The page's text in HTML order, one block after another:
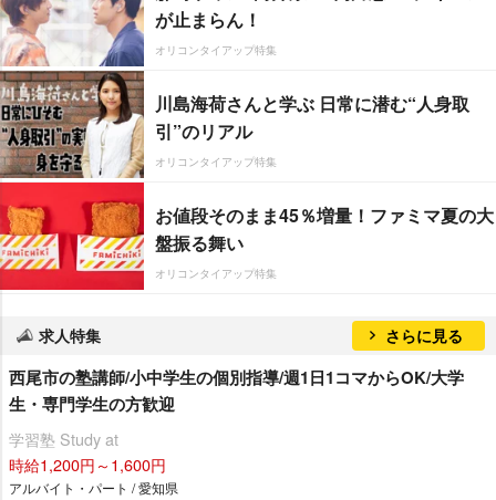
が止まらん！
オリコンタイアップ特集
川島海荷さんと学ぶ 日常に潜む“人身取
引”のリアル
オリコンタイアップ特集
お値段そのまま45％増量！ファミマ夏の大
盤振る舞い
オリコンタイアップ特集
求人特集 さらに見る
西尾市の塾講師/小中学生の個別指導/週1日1コマからOK/大学
生・専門学生の方歓迎
学習塾 Study at
時給1,200円～1,600円
アルバイト・パート / 愛知県